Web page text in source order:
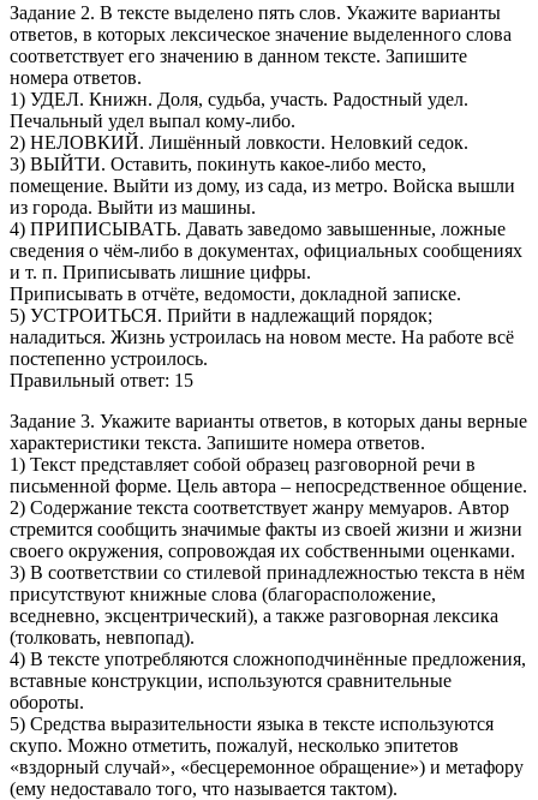
Задание 2. В тексте выделено пять слов. Укажите варианты
ответов, в которых лексическое значение выделенного слова
соответствует его значению в данном тексте. Запишите
номера ответов.
1) УДЕЛ. Книжн. Доля, судьба, участь. Радостный удел.
Печальный удел выпал кому-либо.
2) НЕЛОВКИЙ. Лишённый ловкости. Неловкий седок.
3) ВЫЙТИ. Оставить, покинуть какое-либо место,
помещение. Выйти из дому, из сада, из метро. Войска вышли
из города. Выйти из машины.
4) ПРИПИСЫВАТЬ. Давать заведомо завышенные, ложные
сведения о чём-либо в документах, официальных сообщениях
и т. п. Приписывать лишние цифры.
Приписывать в отчёте, ведомости, докладной записке.
5) УСТРОИТЬСЯ. Прийти в надлежащий порядок;
наладиться. Жизнь устроилась на новом месте. На работе всё
постепенно устроилось.
Правильный ответ: 15
Задание 3. Укажите варианты ответов, в которых даны верные
характеристики текста. Запишите номера ответов.
1) Текст представляет собой образец разговорной речи в
письменной форме. Цель автора – непосредственное общение.
2) Содержание текста соответствует жанру мемуаров. Автор
стремится сообщить значимые факты из своей жизни и жизни
своего окружения, сопровождая их собственными оценками.
3) В соответствии со стилевой принадлежностью текста в нём
присутствуют книжные слова (благорасположение,
вседневно, эксцентрический), а также разговорная лексика
(толковать, невпопад).
4) В тексте употребляются сложноподчинённые предложения,
вставные конструкции, используются сравнительные
обороты.
5) Средства выразительности языка в тексте используются
скупо. Можно отметить, пожалуй, несколько эпитетов
«вздорный случай», «бесцеремонное обращение») и метафору
(ему недоставало того, что называется тактом).